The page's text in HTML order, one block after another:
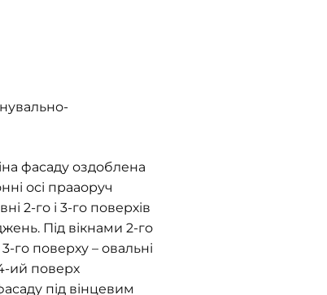
фасаду оздоблена
осі прааоруч
2-го і 3-го поверхів
Під вікнами 2-го
го поверху – овальні
ий поверх
під вінцевим